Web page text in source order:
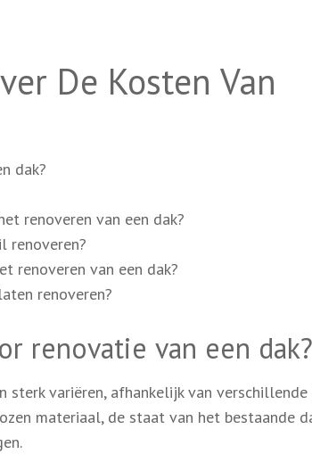
De Kosten Van
dak?
renoveren van een dak?
renoveren?
renoveren van een dak?
renoveren?
renovatie van een dak?
sterk variëren, afhankelijk van
materiaal, de staat van het bestaande